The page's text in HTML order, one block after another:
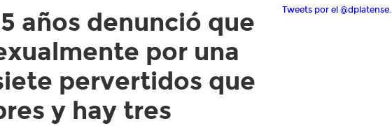
años denunció que
por una
pervertidos que
y hay tres
Tweets por el @dplatense.